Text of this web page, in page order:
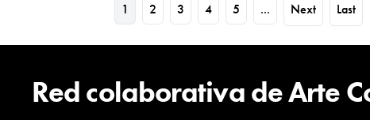
1 2 3 4 5 ... Next Last
Red colaborativa de Arte